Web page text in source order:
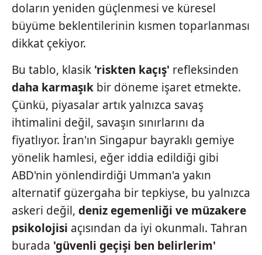
doların yeniden güçlenmesi ve küresel
büyüme beklentilerinin kısmen toparlanması
dikkat çekiyor.
Bu tablo, klasik 'riskten kaçış' refleksinden
daha karmaşık bir döneme işaret etmekte.
Çünkü, piyasalar artık yalnızca savaş
ihtimalini değil, savaşın sınırlarını da
fiyatlıyor. İran'ın Singapur bayraklı gemiye
yönelik hamlesi, eğer iddia edildiği gibi
ABD'nin yönlendirdiği Umman'a yakın
alternatif güzergaha bir tepkiyse, bu yalnızca
askeri değil, deniz egemenliği ve müzakere
psikolojisi açısından da iyi okunmalı. Tahran
burada 'güvenli geçişi ben belirlerim'